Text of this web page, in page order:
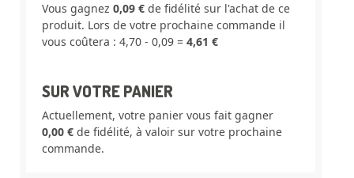
Vous gagnez 0,09 € de fidélité sur l'achat de ce
produit. Lors de votre prochaine commande il
vous coûtera : 4,70 - 0,09 = 4,61 €
SUR VOTRE PANIER
Actuellement, votre panier vous fait gagner
0,00 € de fidélité, à valoir sur votre prochaine
commande.